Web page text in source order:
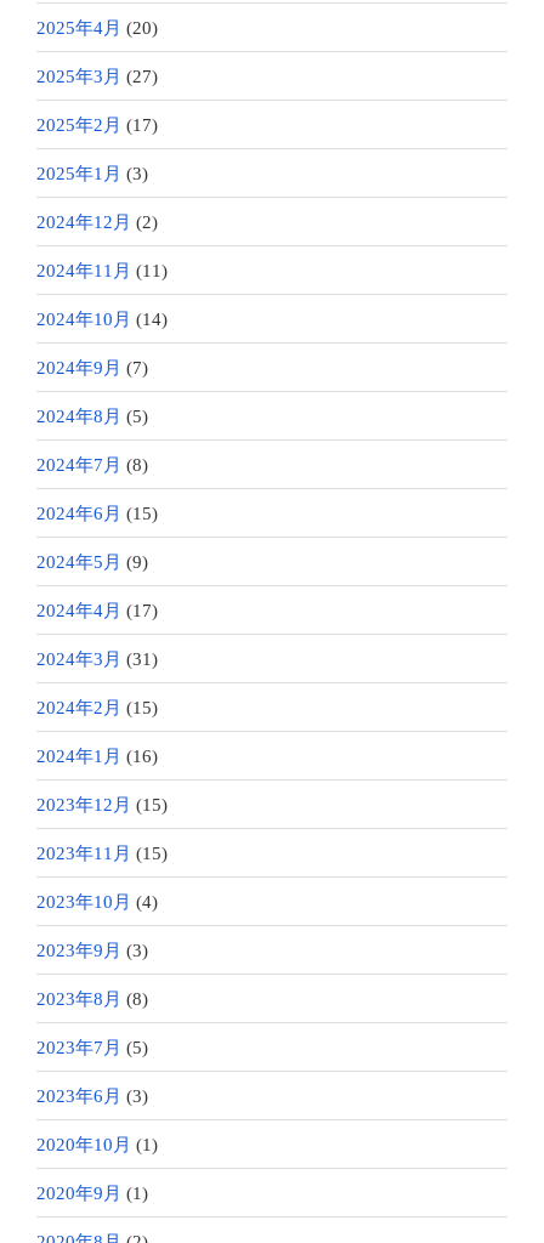
2025年4月 (20)
2025年3月 (27)
2025年2月 (17)
2025年1月 (3)
2024年12月 (2)
2024年11月 (11)
2024年10月 (14)
2024年9月 (7)
2024年8月 (5)
2024年7月 (8)
2024年6月 (15)
2024年5月 (9)
2024年4月 (17)
2024年3月 (31)
2024年2月 (15)
2024年1月 (16)
2023年12月 (15)
2023年11月 (15)
2023年10月 (4)
2023年9月 (3)
2023年8月 (8)
2023年7月 (5)
2023年6月 (3)
2020年10月 (1)
2020年9月 (1)